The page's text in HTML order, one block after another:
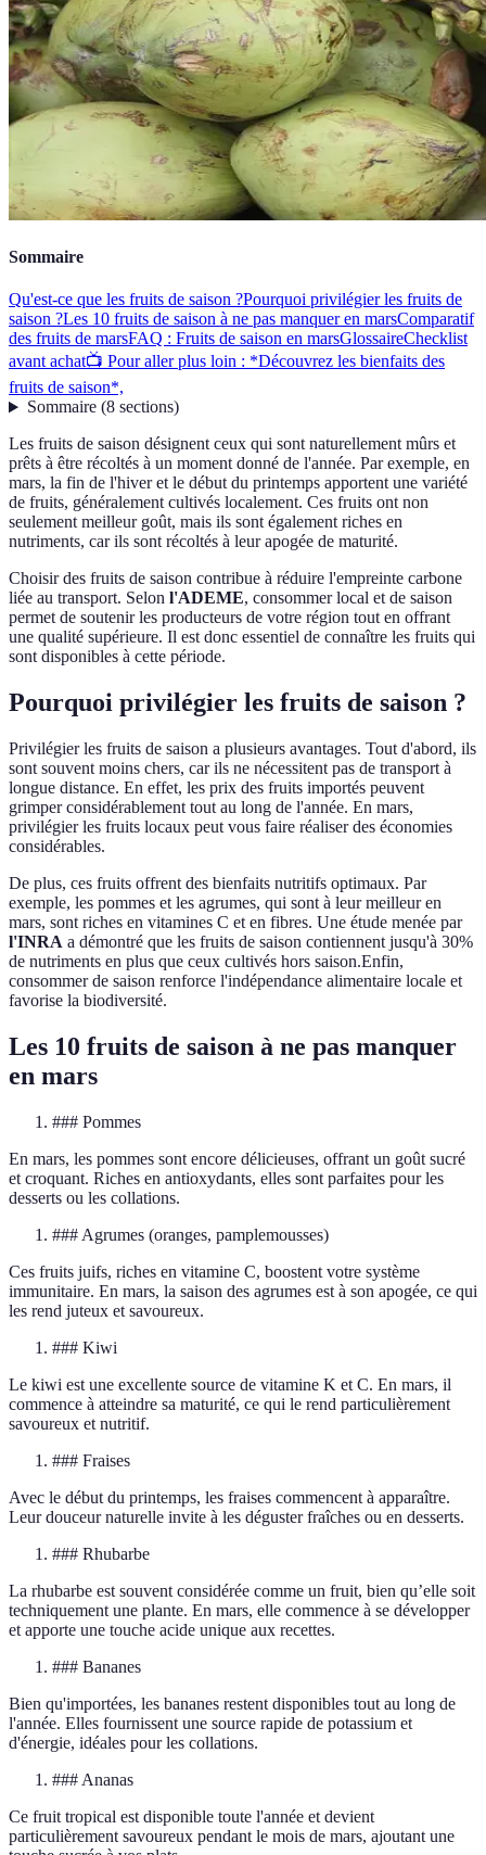
Sommaire
Qu'est-ce que les fruits de saison ?Pourquoi privilégier les fruits de
saison ?Les 10 fruits de saison à ne pas manquer en marsComparatif
des fruits de marsFAQ : Fruits de saison en marsGlossaireChecklist
avant achat📺 Pour aller plus loin : *Découvrez les bienfaits des
fruits de saison*,
Sommaire(8 sections)
Les fruits de saison désignent ceux qui sont naturellement mûrs et
prêts à être récoltés à un moment donné de l'année. Par exemple, en
mars, la fin de l'hiver et le début du printemps apportent une variété
de fruits, généralement cultivés localement. Ces fruits ont non
seulement meilleur goût, mais ils sont également riches en
nutriments, car ils sont récoltés à leur apogée de maturité.
Choisir des fruits de saison contribue à réduire l'empreinte carbone
liée au transport. Selon l'ADEME, consommer local et de saison
permet de soutenir les producteurs de votre région tout en offrant
une qualité supérieure. Il est donc essentiel de connaître les fruits qui
sont disponibles à cette période.
Pourquoi privilégier les fruits de saison ?
Privilégier les fruits de saison a plusieurs avantages. Tout d'abord, ils
sont souvent moins chers, car ils ne nécessitent pas de transport à
longue distance. En effet, les prix des fruits importés peuvent
grimper considérablement tout au long de l'année. En mars,
privilégier les fruits locaux peut vous faire réaliser des économies
considérables.
De plus, ces fruits offrent des bienfaits nutritifs optimaux. Par
exemple, les pommes et les agrumes, qui sont à leur meilleur en
mars, sont riches en vitamines C et en fibres. Une étude menée par
l'INRA a démontré que les fruits de saison contiennent jusqu'à 30%
de nutriments en plus que ceux cultivés hors saison.Enfin,
consommer de saison renforce l'indépendance alimentaire locale et
favorise la biodiversité.
Les 10 fruits de saison à ne pas manquer
en mars
### Pommes
En mars, les pommes sont encore délicieuses, offrant un goût sucré
et croquant. Riches en antioxydants, elles sont parfaites pour les
desserts ou les collations.
### Agrumes (oranges, pamplemousses)
Ces fruits juifs, riches en vitamine C, boostent votre système
immunitaire. En mars, la saison des agrumes est à son apogée, ce qui
les rend juteux et savoureux.
### Kiwi
Le kiwi est une excellente source de vitamine K et C. En mars, il
commence à atteindre sa maturité, ce qui le rend particulièrement
savoureux et nutritif.
### Fraises
Avec le début du printemps, les fraises commencent à apparaître.
Leur douceur naturelle invite à les déguster fraîches ou en desserts.
### Rhubarbe
La rhubarbe est souvent considérée comme un fruit, bien qu’elle soit
techniquement une plante. En mars, elle commence à se développer
et apporte une touche acide unique aux recettes.
### Bananes
Bien qu'importées, les bananes restent disponibles tout au long de
l'année. Elles fournissent une source rapide de potassium et
d'énergie, idéales pour les collations.
### Ananas
Ce fruit tropical est disponible toute l'année et devient
particulièrement savoureux pendant le mois de mars, ajoutant une